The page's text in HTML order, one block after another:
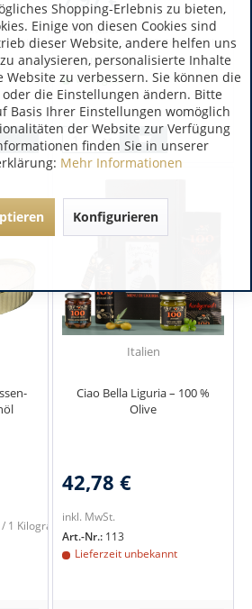
1 Kilogramm)
inkl. MwSt.
0.28 Kilogramm(28,46 € / 1
Art.-Nr.:200292
Verfügbar
1 Kilogramm)
Italien
Ciao Bella Liguria – 100 %
Olive
42,78 €
inkl. MwSt.
Art.-Nr.: 113
Lieferzeit unbekannt
Shopping-Erlebnis zu bieten,
Einige von diesen Cookies sind
dieser Website, andere helfen uns
analysieren, personalisierte Inhalte
zu verbessern. Sie können die
oder die Einstellungen ändern. Bitte
Basis Ihrer Einstellungen womöglich
der Website zur Verfügung
finden Sie in unserer
Mehr Informationen
Konfigurieren